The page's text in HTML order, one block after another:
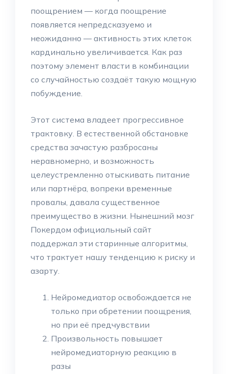
поощрением — когда поощрение
появляется непредсказуемо и
неожиданно — активность этих клеток
кардинально увеличивается. Как раз
поэтому элемент власти в комбинации
со случайностью создаёт такую мощную
побуждение.
Этот система владеет прогрессивное
трактовку. В естественной обстановке
средства зачастую разбросаны
неравномерно, и возможность
целеустремленно отыскивать питание
или партнёра, вопреки временные
провалы, давала существенное
преимущество в жизни. Нынешний мозг
Покердом официальный сайт
поддержал эти старинные алгоритмы,
что трактует нашу тенденцию к риску и
азарту.
Нейромедиатор освобождается не
только при обретении поощрения,
но при её предчувствии
Произвольность повышает
нейромедиаторную реакцию в
разы